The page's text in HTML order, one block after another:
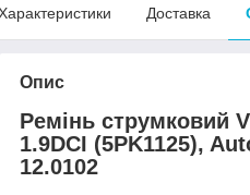
Доставка
Опис
Ремінь струмковий
1.9DCI (5PK1125),
12.0102